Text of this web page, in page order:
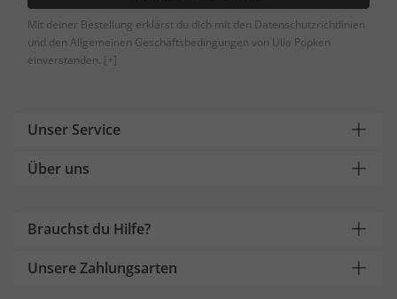
Mit deiner Bestellung erklärst du dich mit den Datenschutzrichtlinien
und den Allgemeinen Geschäftsbedingungen von Ulla Popken
einverstanden. [+]
Unser Service
Über uns
Brauchst du Hilfe?
Unsere Zahlungsarten